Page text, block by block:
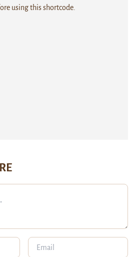
using this shortcode.